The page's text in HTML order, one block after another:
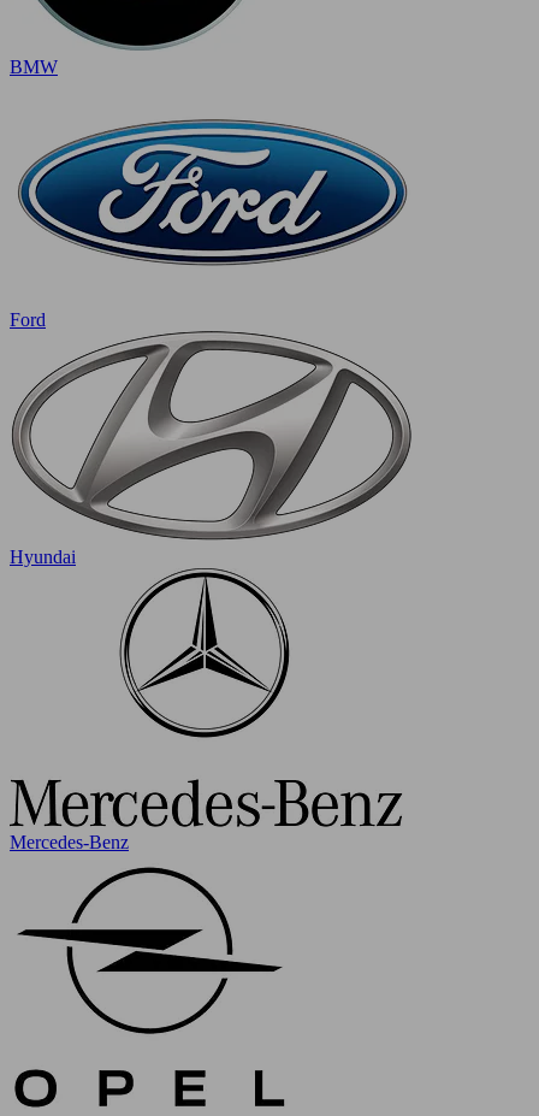
BMW
Ford
Hyundai
Mercedes-Benz